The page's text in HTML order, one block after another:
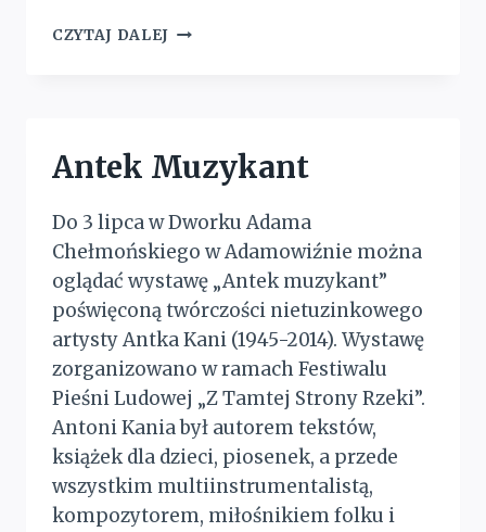
CZYTAJ DALEJ DRUGA
Antek Muzykant
Do 3 lipca w Dworku Adama
Chełmońskiego w Adamowiźnie można
oglądać wystawę „Antek muzykant”
poświęconą twórczości nietuzinkowego
artysty Antka Kani (1945-2014). Wystawę
zorganizowano w ramach Festiwalu
Pieśni Ludowej „Z Tamtej Strony Rzeki”.
Antoni Kania był autorem tekstów,
książek dla dzieci, piosenek, a przede
wszystkim multiinstrumentalistą,
kompozytorem, miłośnikiem folku i